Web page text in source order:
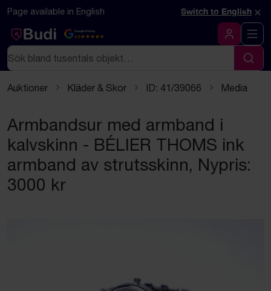
Hoppa till innehåll
Page available in English Switch to English ×
Google Rating
4.5
Logga in
Sök
Sök
Auktioner Kläder & Skor ID: 41/39066 Media
Armbandsur med armband i
kalvskinn - BÉLIER THOMS ink
armband av strutsskinn, Nypris:
3000 kr